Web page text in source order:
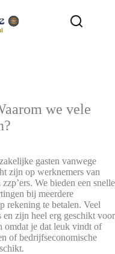
we vele
gasten vanwege
zijn op werknemers van
We bieden een snelle
bij meerdere
rekening te betalen. Veel
en zijn heel erg geschikt voor
je dat leuk vindt of
of bedrijfseconomische